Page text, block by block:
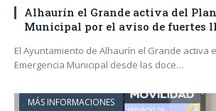
Alhaurín el Grande activa del
Municipal por el aviso de fuertes
El Ayuntamiento de Alhaurín el Grande activa
Emergencia Municipal desde las doce…
MÁS INFORMACIONES